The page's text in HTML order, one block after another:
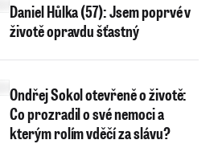
Daniel Hůlka (57): Jsem poprvé v
životě opravdu šťastný
Ondřej Sokol otevřeně o životě:
Co prozradil o své nemoci a
kterým rolím vděčí za slávu?